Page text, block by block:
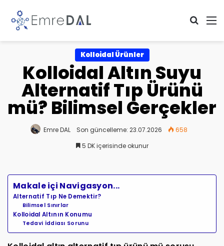
Kolloidal Ürünler
Kolloidal Altın Suyu
Alternatif Tıp Ürünü
mü? Bilimsel Gerçekler
Emre DAL Son güncelleme: 23.07.2026
658
5 DK içerisinde okunur
Makale içi Navigasyon...
Alternatif Tıp Ne Demektir?
Bilimsel Sınırlar
Kolloidal Altının Konumu
Tedavi İddiası Sorunu